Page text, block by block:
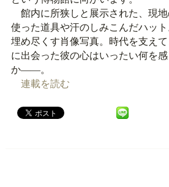
館内に所狭しと展示された、現
使った道具や汗のしみこんだハッ
埋め尽くす肖像写真。時代を支え
に出会った彼の心はいったい何を
か――。
連載を読む